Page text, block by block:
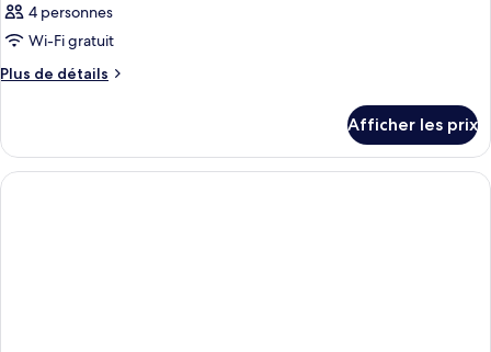
4 personnes
Wi-Fi gratuit
Plus de détails
Plus
Chambre
Afficher les prix